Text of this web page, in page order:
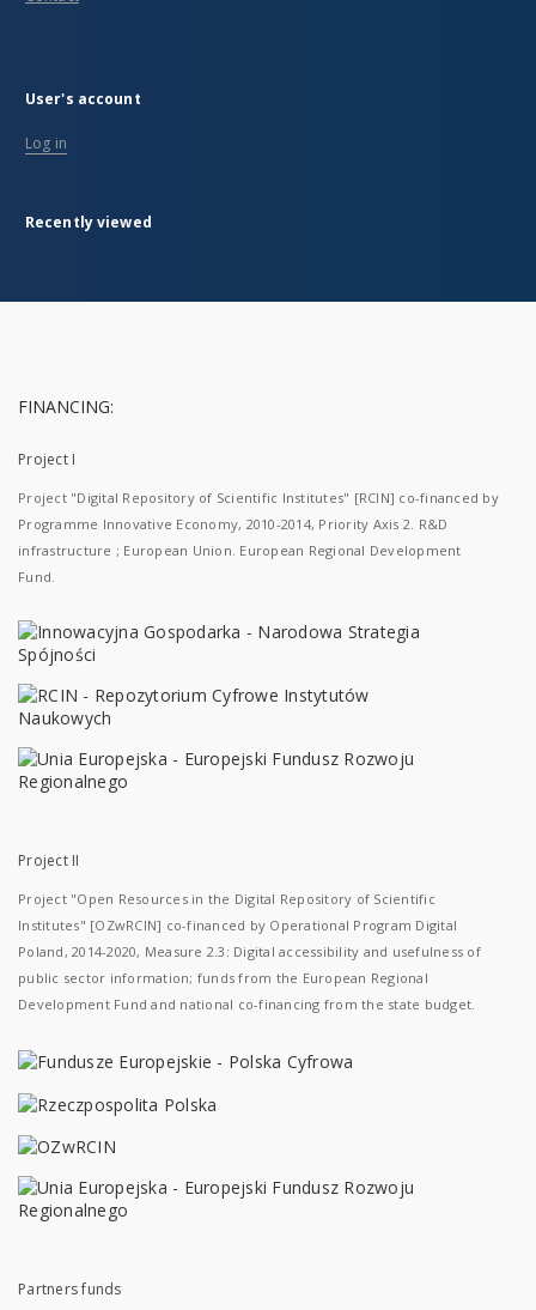
User's account
Log in
Recently viewed
FINANCING:
Project I
Project "Digital Repository of Scientific Institutes" [RCIN] co-financed by
Programme Innovative Economy, 2010-2014, Priority Axis 2. R&D
infrastructure ; European Union. European Regional Development
Fund.
Project II
Project "Open Resources in the Digital Repository of Scientific
Institutes" [OZwRCIN] co-financed by Operational Program Digital
Poland, 2014-2020, Measure 2.3: Digital accessibility and usefulness of
public sector information; funds from the European Regional
Development Fund and national co-financing from the state budget.
Partners funds